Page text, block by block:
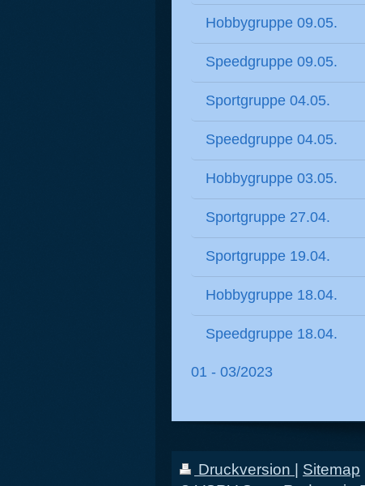
Hobbygruppe 09.05.
Speedgruppe 09.05.
Sportgruppe 04.05.
Speedgruppe 04.05.
Hobbygruppe 03.05.
Sportgruppe 27.04.
Sportgruppe 19.04.
Hobbygruppe 18.04.
Speedgruppe 18.04.
01 - 03/2023
Druckversion
Sitemap